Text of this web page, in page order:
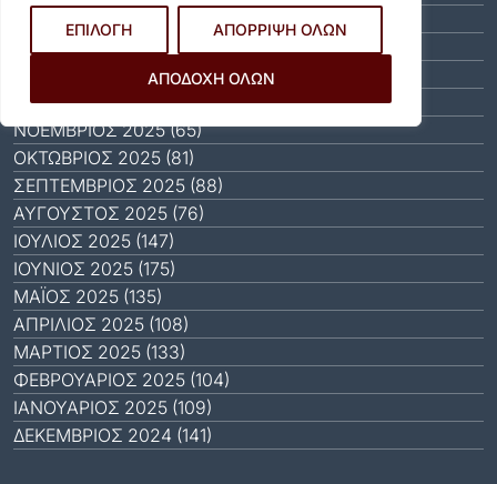
ΕΠΙΛΟΓΗ ΑΠΟΡΡΙΨΗ ΟΛΩΝ
ΑΠΟΔΟΧΗ ΟΛΩΝ
ΜΆΡΤΙΟΣ 2026 (51)
ΦΕΒΡΟΥΆΡΙΟΣ 2026 (40)
ΙΑΝΟΥΆΡΙΟΣ 2026 (31)
ΔΕΚΈΜΒΡΙΟΣ 2025 (64)
ΝΟΈΜΒΡΙΟΣ 2025 (65)
ΟΚΤΏΒΡΙΟΣ 2025 (81)
ΣΕΠΤΈΜΒΡΙΟΣ 2025 (88)
ΑΎΓΟΥΣΤΟΣ 2025 (76)
ΙΟΎΛΙΟΣ 2025 (147)
ΙΟΎΝΙΟΣ 2025 (175)
ΜΆΙΟΣ 2025 (135)
ΑΠΡΊΛΙΟΣ 2025 (108)
ΜΆΡΤΙΟΣ 2025 (133)
ΦΕΒΡΟΥΆΡΙΟΣ 2025 (104)
ΙΑΝΟΥΆΡΙΟΣ 2025 (109)
ΔΕΚΈΜΒΡΙΟΣ 2024 (141)